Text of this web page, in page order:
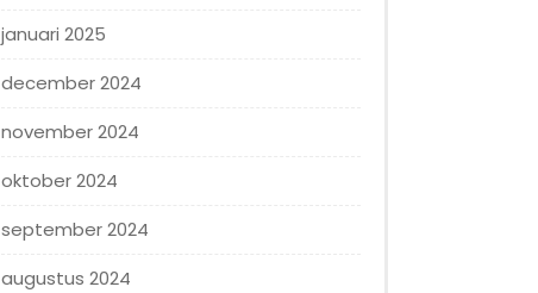
januari 2025
december 2024
november 2024
oktober 2024
september 2024
augustus 2024